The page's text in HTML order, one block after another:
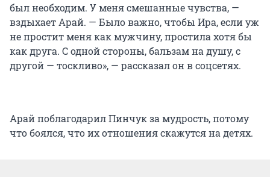
был необходим. У меня смешанные чувства, —
вздыхает Арай. — Было важно, чтобы Ира, если уж
не простит меня как мужчину, простила хотя бы
как друга. С одной стороны, бальзам на душу, с
другой — тоскливо», — рассказал он в соцсетях.
Арай поблагодарил Пинчук за мудрость, потому
что боялся, что их отношения скажутся на детях.